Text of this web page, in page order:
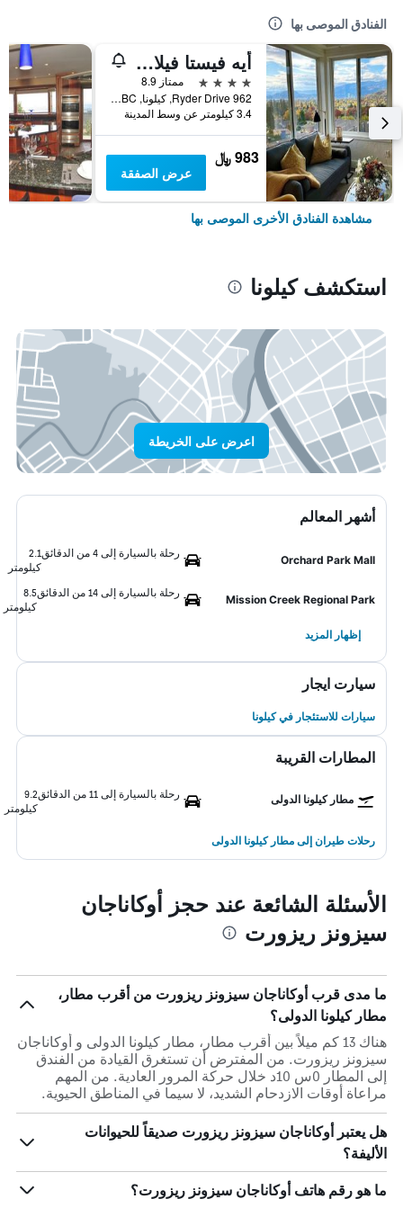
الفنادق الموصى بها
أيه فيستا فيلا كبلز ريتريت
4 نجوم
ممتاز 8.9
962 Ryder Drive, كيلونا, BC, كندا
3.4 كيلومتر عن وسط المدينة
983 ﷼
عرض الصفقة
مشاهدة الفنادق الأخرى الموصى بها
استكشف كيلونا
اعرض على الخريطة
أشهر المعالم
Orchard Park Mall
رحلة بالسيارة إلى 4 من الدقائق
2.1
كيلومتر
Mission Creek Regional Park
رحلة بالسيارة إلى 14 من الدقائق
8.5
كيلومتر
إظهار المزيد
سيارت ايجار
سيارات للاستئجار في كيلونا
المطارات القريبة
مطار كيلونا الدولى رحلة بالسيارة إلى 11 من الدقائق
9.2
كيلومتر
رحلات طيران إلى مطار كيلونا الدولى
الأسئلة الشائعة عند حجز أوكاناجان
سيزونز ريزورت
ما مدى قرب أوكاناجان سيزونز ريزورت من أقرب مطار،
مطار كيلونا الدولى؟
هناك 13 كم ميلاً بين أقرب مطار، مطار كيلونا الدولى و أوكاناجان
سيزونز ريزورت. من المفترض أن تستغرق القيادة من الفندق
إلى المطار 0س 10د خلال حركة المرور العادية. من المهم
مراعاة أوقات الازدحام الشديد، لا سيما في المناطق الحيوية.
هل يعتبر أوكاناجان سيزونز ريزورت صديقاً للحيوانات
الأليفة؟
ما هو رقم هاتف أوكاناجان سيزونز ريزورت؟